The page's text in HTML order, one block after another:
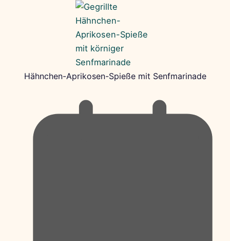
Hähnchen-Aprikosen-Spieße mit Senfmarinade